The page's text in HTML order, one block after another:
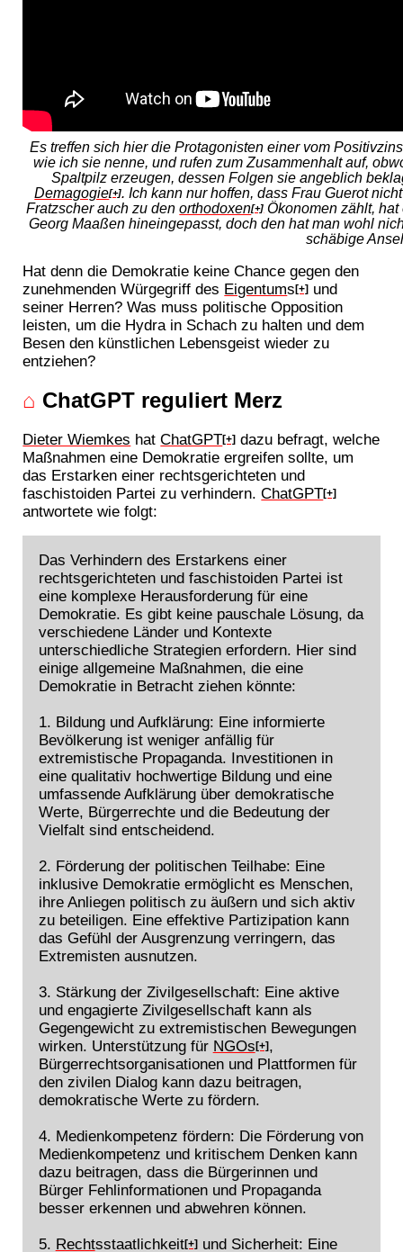
Es treffen sich hier die Protagonisten einer vom
wie ich sie nenne, und rufen zum Zusammenhalt auf,
Spaltpilz erzeugen, dessen Folgen sie angeblich
Demagogie[+]. Ich kann nur hoffen, dass Frau Guerot
Fratzscher auch zu denorthodoxen[+] Ökonomen zählt,
Georg Maaßen hineingepasst, doch den hat man wohl
schäbige
Hat denn die Demokratie keine Chance gegen den
zunehmenden Würgegriff des Eigentums[+] und
seiner Herren? Was muss politische Opposition
leisten, um die Hydra in Schach zu halten und dem
Besen den künstlichen Lebensgeist wieder zu
entziehen?
⌂ ChatGPT reguliert Merz
Dieter Wiemkes hatChatGPT[+] dazu befragt, welche
Maßnahmen eine Demokratie ergreifen sollte, um
das Erstarken einer rechtsgerichteten und
faschistoiden Partei zu verhindern.ChatGPT[+]
antwortete wie folgt:
Das Verhindern des Erstarkens einer
rechtsgerichteten und faschistoiden Partei ist
eine komplexe Herausforderung für eine
Demokratie. Es gibt keine pauschale Lösung, da
verschiedene Länder und Kontexte
unterschiedliche Strategien erfordern. Hier sind
einige allgemeine Maßnahmen, die eine
Demokratie in Betracht ziehen könnte:
1. Bildung und Aufklärung: Eine informierte
Bevölkerung ist weniger anfällig für
extremistische Propaganda. Investitionen in
eine qualitativ hochwertige Bildung und eine
umfassende Aufklärung über demokratische
Werte, Bürgerrechte und die Bedeutung der
Vielfalt sind entscheidend.
2. Förderung der politischen Teilhabe: Eine
inklusive Demokratie ermöglicht es Menschen,
ihre Anliegen politisch zu äußern und sich aktiv
zu beteiligen. Eine effektive Partizipation kann
das Gefühl der Ausgrenzung verringern, das
Extremisten ausnutzen.
3. Stärkung der Zivilgesellschaft: Eine aktive
und engagierte Zivilgesellschaft kann als
Gegengewicht zu extremistischen Bewegungen
wirken. Unterstützung für NGOs [+],
Bürgerrechtsorganisationen und Plattformen für
den zivilen Dialog kann dazu beitragen,
demokratische Werte zu fördern.
4. Medienkompetenz fördern: Die Förderung von
Medienkompetenz und kritischem Denken kann
dazu beitragen, dass die Bürgerinnen und
Bürger Fehlinformationen und Propaganda
besser erkennen und abwehren können.
5. Rechtsstaatlichkeit[+]und Sicherheit: Eine